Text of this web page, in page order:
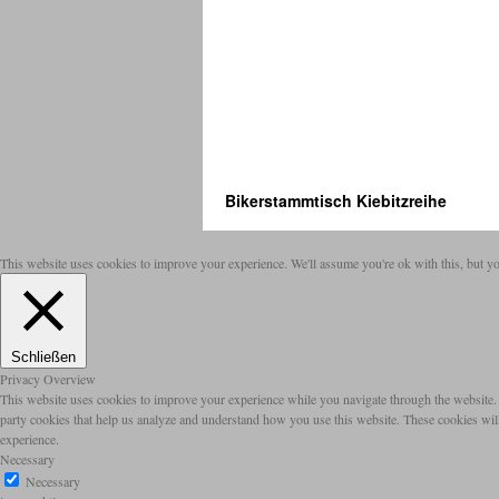
Bikerstammtisch Kiebitzreihe
This website uses cookies to improve your experience. We'll assume you're ok with this, but
Schließen
Privacy Overview
This website uses cookies to improve your experience while you navigate through the
party cookies that help us analyze and understand how you use this website. These
experience.
Necessary
Necessary